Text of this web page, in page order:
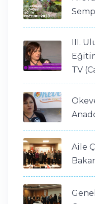
III.
TV
Aile